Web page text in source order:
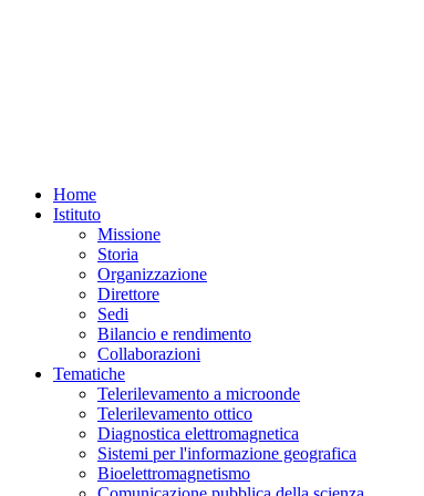
Home
Istituto
Missione
Storia
Organizzazione
Direttore
Sedi
Bilancio e rendimento
Collaborazioni
Tematiche
Telerilevamento a microonde
Telerilevamento ottico
Diagnostica elettromagnetica
Sistemi per l'informazione geografica
Bioelettromagnetismo